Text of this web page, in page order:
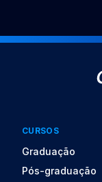
CURSOS
Graduação
Pós-graduação